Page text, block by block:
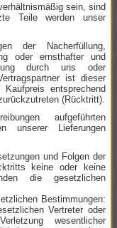
sein, sind
Teile werden unser
der Nacherfüllung,
oder ernsthafter und
durch uns oder
ist dieser
entsprechend
(Rücktritt).
aufgeführten
unserer Lieferungen
und Folgen der
keine oder keine
die gesetzlichen
Bestimmungen:
Vertreter oder
wesentlicher